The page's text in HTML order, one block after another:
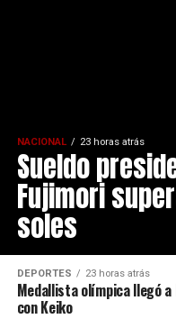
NACIONAL 23 horas atrás
Sueldo
Fujimori
soles
DEPORTES 23 horas atrás
Medallista olímpica llegó
con Keiko